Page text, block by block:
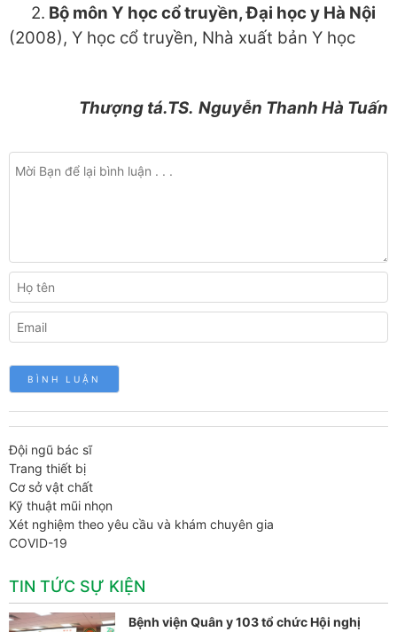
2. Bộ môn Y học cổ truyền, Đại học y Hà Nội
(2008), Y học cổ truyền, Nhà xuất bản Y học
Thượng tá.TS. Nguyễn Thanh Hà Tuấn
Đội ngũ bác sĩ
Trang thiết bị
Cơ sở vật chất
Kỹ thuật mũi nhọn
Xét nghiệm theo yêu cầu và khám chuyên gia
COVID-19
TIN TỨC SỰ KIỆN
Bệnh viện Quân y 103 tổ chức Hội nghị